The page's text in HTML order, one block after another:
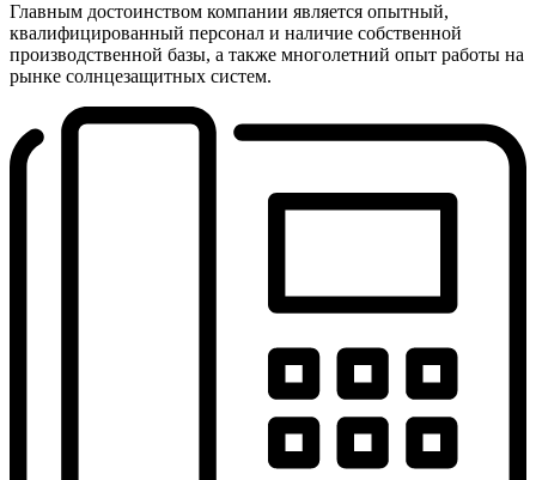
Главным достоинством компании является опытный,
квалифицированный персонал и наличие собственной
производственной базы, а также многолетний опыт работы на
рынке солнцезащитных систем.